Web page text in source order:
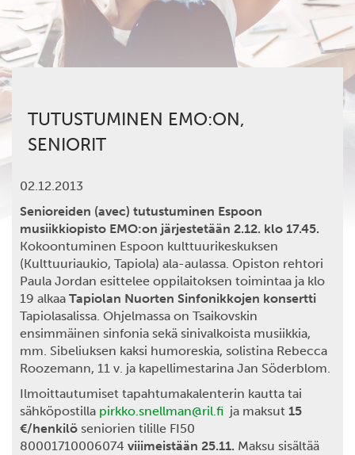
TUTUSTUMINEN EMO:ON,
SENIORIT
02.12.2013
Senioreiden (avec) tutustuminen Espoon
musiikkiopisto EMO:on järjestetään 2.12. klo 17.45.
Kokoontuminen Espoon kulttuurikeskuksen
(Kulttuuriaukio, Tapiola) ala-aulassa. Opiston rehtori
Paula Jordan esittelee oppilaitoksen toimintaa ja klo
19 alkaa Tapiolan Nuorten Sinfonikkojen konsertti
Tapiolasalissa. Ohjelmassa on Tsaikovskin
ensimmäinen sinfonia sekä sinivalkoista musiikkia,
mm. Sibeliuksen kaksi humoreskia, solistina Rebecca
Roozemann, 11 v. ja kapellimestarina Jan Söderblom.
Ilmoittautumiset tapahtumakalenterin kautta tai
sähköpostilla pirkko.snellman@ril.fi ja maksut 15
€/henkilö seniorien tilille FI50
80001710006074 viiimeistään 25.11. Maksu sisältää